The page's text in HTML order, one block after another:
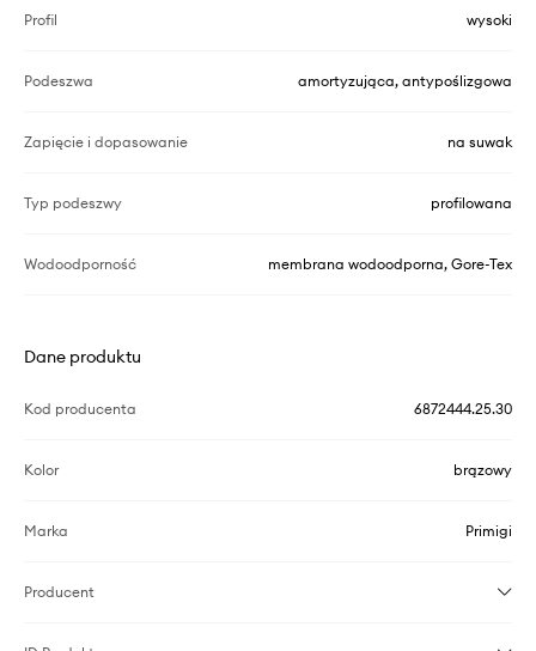
Profil wysoki
Podeszwa amortyzująca, antypoślizgowa
Zapięcie i dopasowanie na suwak
Typ podeszwy profilowana
Wodoodporność membrana wodoodporna, Gore-Tex
Dane produktu
Kod producenta 6872444.25.30
Kolor brązowy
Marka Primigi
Producent